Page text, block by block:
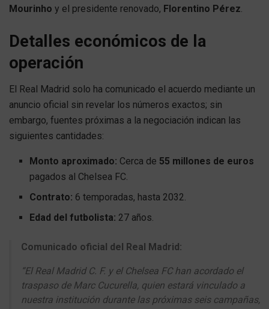
Mourinho y el presidente renovado, Florentino Pérez.
Detalles económicos de la
operación
El Real Madrid solo ha comunicado el acuerdo mediante un
anuncio oficial sin revelar los números exactos; sin
embargo, fuentes próximas a la negociación indican las
siguientes cantidades:
Monto aproximado: Cerca de 55 millones de euros
pagados al Chelsea FC.
Contrato: 6 temporadas, hasta 2032.
Edad del futbolista: 27 años.
Comunicado oficial del Real Madrid:
“El Real Madrid C. F. y el Chelsea FC han acordado el
traspaso de Marc Cucurella, quien estará vinculado a
nuestra institución durante las próximas seis campañas,